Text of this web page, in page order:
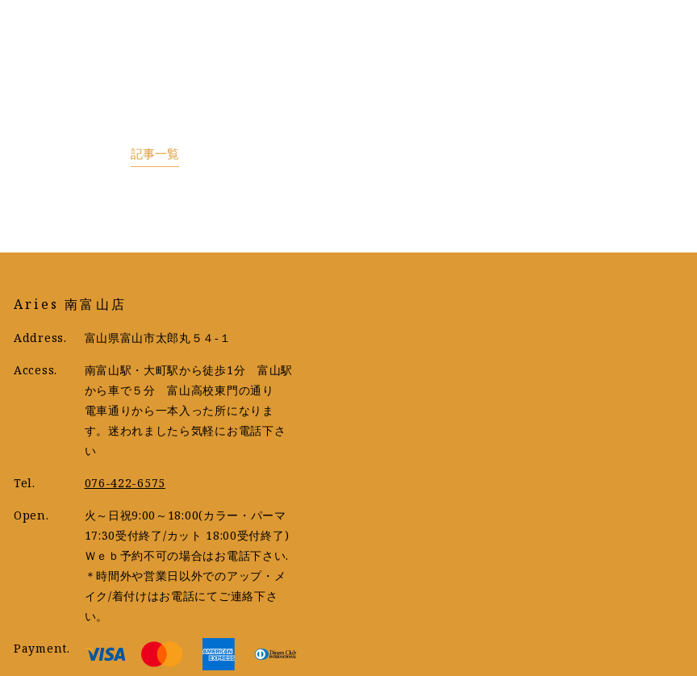
記事一覧
Aries 南富山店
Address. 富山県富山市太郎丸５４‐１
Access.
南富山駅・大町駅から徒歩1分 富山駅
から車で５分 富山高校東門の通り
電車通りから一本入った所になりま
す。迷われましたら気軽にお電話下さ
い
Tel. 076-422-6575
Open.
火～日祝9:00～18:00(カラー・パーマ
17:30受付終了/カット 18:00受付終了)
Ｗｅｂ予約不可の場合はお電話下さい.
＊時間外や営業日以外でのアップ・メ
イク/着付けはお電話にてご連絡下さ
い。
Payment.